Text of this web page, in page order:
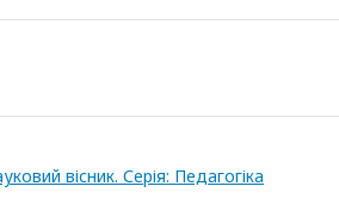
вісник. Серія: Педагогіка